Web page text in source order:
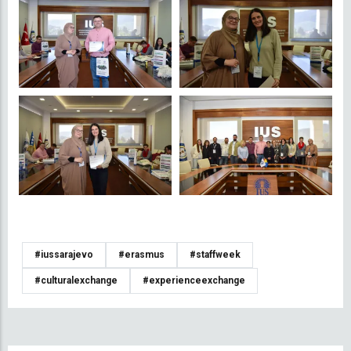
#iussarajevo #erasmus #staffweek
#culturalexchange #experienceexchange